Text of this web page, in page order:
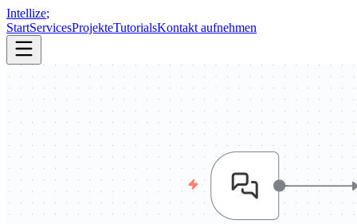
Intellize;
StartServicesProjekteTutorialsKontakt aufnehmen